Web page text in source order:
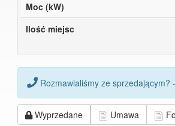
Moc (kW)
Ilość miejsc
Rozmawialiśmy ze sprzedającym?
Wyprzedane Umawa